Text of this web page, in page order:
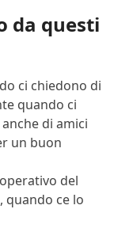
da questi
ci chiedono di
quando ci
di amici
un buon
del
quando ce lo